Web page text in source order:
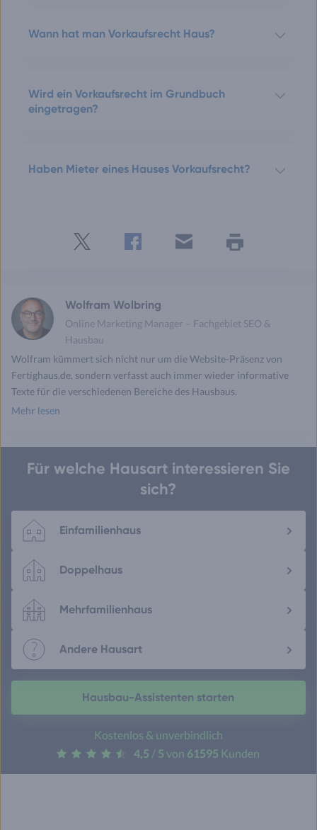
Wann hat man Vorkaufsrecht Haus?
Wird ein Vorkaufsrecht im Grundbuch
eingetragen?
Haben Mieter eines Hauses Vorkaufsrecht?
Wolfram Wolbring
Online Marketing Manager – Fachgebiet SEO &
Hausbau
Wolfram kümmert sich nicht nur um die Website-Präsenz von
Fertighaus.de, sondern verfasst auch immer wieder informative
Texte für die verschiedenen Bereiche des Hausbaus.
Mehr lesen
Für welche Hausart interessieren Sie
sich?
Einfamilienhaus
Doppelhaus
Mehrfamilienhaus
Andere Hausart
Hausbau-Assistenten starten
Kostenlos & unverbindlich
4,5 / 5 von 61595 Kunden